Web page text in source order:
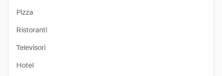
Pizza
Ristoranti
Televisori
Hotel